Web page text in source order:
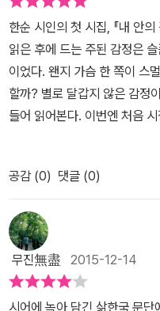
의 깊은 슬픔이 말을 걸 때》에
다. 음반 전체에 연민, 사랑, 공
의 특색인데, 편집자이자, 엄
또다른 갈등으로 이어진다..마
한마디에 상처를 받는 것은 바
자의 행동에 화가 났기 때문
관계,,,미안하다 말한마디면
리에 서 있게 된다..그리고 때
가는 경우도 있다..<여든살이
원도 서울 나들이도..>그렇
의 이야기였다..어머니와 할머
이도 못하였으며 아픈 뒤 동
각하였다..할머니는 자신이 있
미를 알고 계셨던 것은 아닐런
지 못할 거라는 걸...스스로 알
은 각자 자신의 입장에서 자
한순 시인의 첫 시집, 『내 안
읽은 후에 드는 주된 감정은
이었다. 왠지 가슴 한 쪽이 스
할까? 별로 달갑지 않은 감정
들어 읽어본다. 이번엔 처음
을 떠나버린 시간들에 대한
본다. 어쩌면 찬란한 젊음의
살아내고 있는 시인의 삶의
간의 흐름은 결국에는 별로
다. 하지만, 그 흐름 안에 우리
인의 시들 역시 그렇다. 쓸쓸
물론, 그 삶은 때론 고단하다.
공감 (0) 댓글 (0)
무진無盡 2015-12-14
시어에 녹아 담긴 삶한국 문